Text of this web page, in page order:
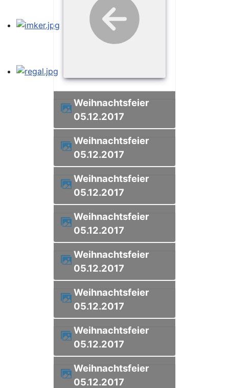
Weihnachtsfeier
05.12.2017
Weihnachtsfeier
05.12.2017
Weihnachtsfeier
05.12.2017
Weihnachtsfeier
05.12.2017
Weihnachtsfeier
05.12.2017
Weihnachtsfeier
05.12.2017
Weihnachtsfeier
05.12.2017
Weihnachtsfeier
05.12.2017